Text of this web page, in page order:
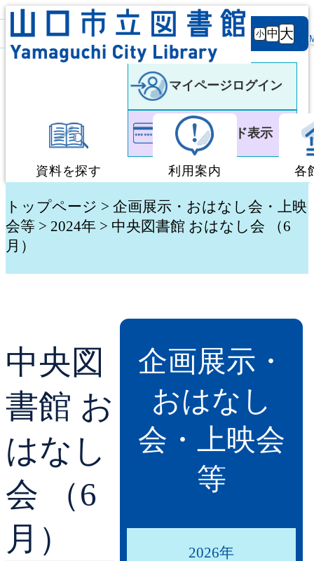
背景
白 黒
文字サ
イズ
小 中 大
マイページログイン
利用者カード表示
資料を探す
蔵書検索・予約
貸出ランキング
予約ランキング
利用案内
図書館利用案内
学校図書館支援サー
ブックスタート体験
レファレンスサービ
好きなおはなしの
各
トップページ > 企画展示・おはなし会・上映
会等 > 2024年 > 中央図書館 おはなし会 （6
月）
中央図
書館 お
はなし
会 （6
月）
企画展示・
おはなし
会・上映会
等
2026年